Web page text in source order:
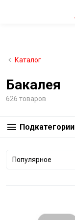
Каталог
Бакалея
626 товаров
Подкатегории
Популярное